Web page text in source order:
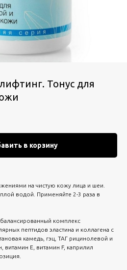
Тонус для
в корзину
на чистую кожу лица и шеи.
водой. Применяйте 2-3 раза в
комплекс
пептидов эластина и коллагена с
камедь, гэц, ТАГ рицинолевой и
витамин Е, витамин F, каприлил